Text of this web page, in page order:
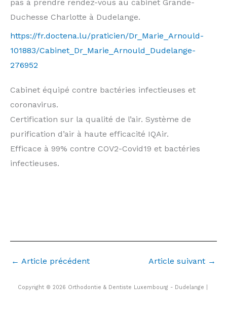
pas à prendre rendez-vous au cabinet Grande-
Duchesse Charlotte à Dudelange.
https://fr.doctena.lu/praticien/Dr_Marie_Arnould-
101883/Cabinet_Dr_Marie_Arnould_Dudelange-
276952
Cabinet équipé contre bactéries infectieuses et
coronavirus.
Certification sur la qualité de l’air. Système de
purification d’air à haute efficacité IQAir.
Efficace à 99% contre COV2-Covid19 et bactéries
infectieuses.
← Article précédent Article suivant →
Copyright © 2026 Orthodontie & Dentiste Luxembourg - Dudelange |